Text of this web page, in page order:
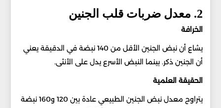
2. معدل ضربات قلب الجنين
الخرافة
يشاع أن نبض الجنين الأقل من 140 نبضة في الدقيقة يعني
أن الجنين ذكر. بينما النبض الأسرع يدل على الأنثى.
الحقيقة العلمية
يتراوح معدل نبض الجنين الطبيعي عادة بين 120 و160 نبضة